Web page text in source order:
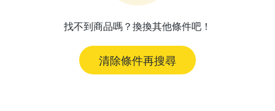
找不到商品嗎？換換其他條件吧！
清除條件再搜尋